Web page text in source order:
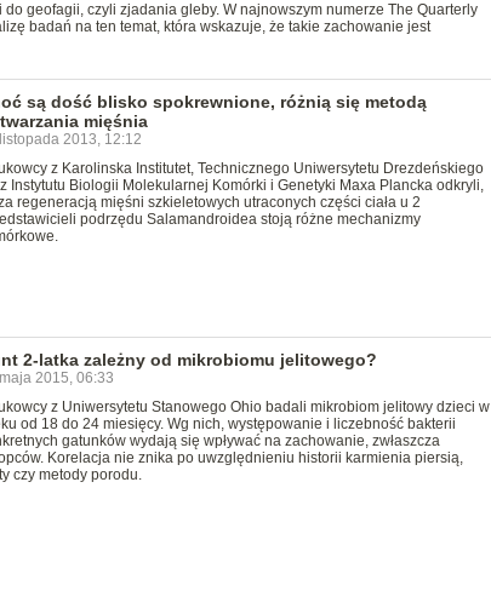
do geofagii, czyli zjadania gleby. W najnowszym numerze The Quarterly
badań na ten temat, która wskazuje, że takie zachowanie jest
są dość blisko spokrewnione, różnią się metodą
mięśnia
2013, 12:12
z Karolinska Institutet, Technicznego Uniwersytetu Drezdeńskiego
Instytutu Biologii Molekularnej Komórki i Genetyki Maxa Plancka odkryli,
regeneracją mięśni szkieletowych utraconych części ciała u 2
podrzędu Salamandroidea stoją różne mechanizmy
2-latka zależny od mikrobiomu jelitowego?
2015, 06:33
z Uniwersytetu Stanowego Ohio badali mikrobiom jelitowy dzieci w
od 18 do 24 miesięcy. Wg nich, występowanie i liczebność bakterii
gatunków wydają się wpływać na zachowanie, zwłaszcza
Korelacja nie znika po uwzględnieniu historii karmienia piersią,
czy metody porodu.